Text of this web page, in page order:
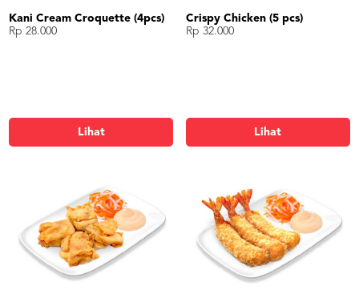
Kani Cream Croquette (4pcs)
Rp 28.000
Lihat
Crispy Chicken (5 pcs)
Rp 32.000
Lihat